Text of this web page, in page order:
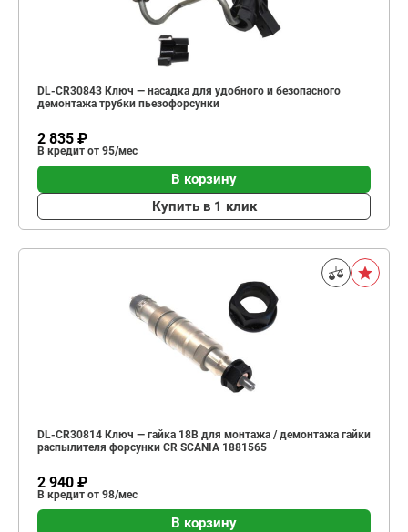
DL-CR30843 Ключ — насадка для удобного и безопасного
демонтажа трубки пьезофорсунки
2 835 ₽
В кредит от 95/мес
В корзину
Купить в 1 клик
DL-CR30814 Ключ — гайка 18В для монтажа / демонтажа гайки
распылителя форсунки CR SCANIA 1881565
2 940 ₽
В кредит от 98/мес
В корзину